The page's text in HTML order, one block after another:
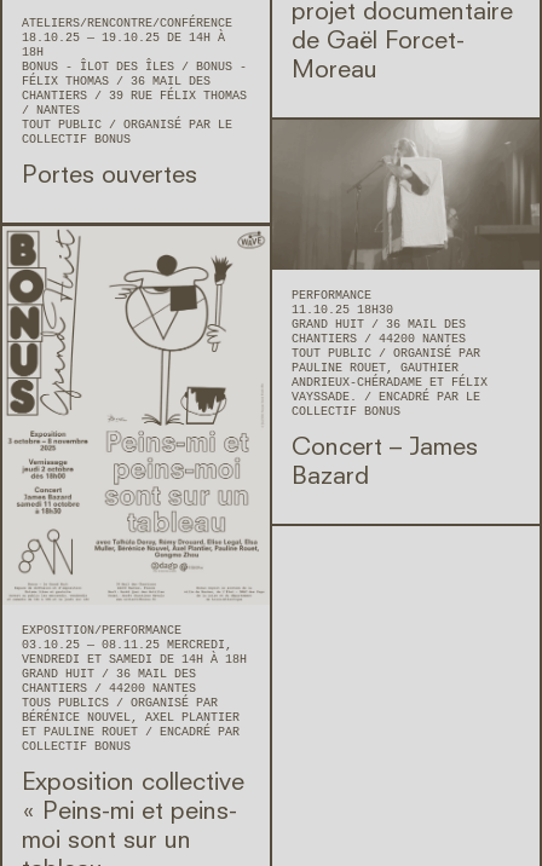
projet documentaire
de Gaël Forcet-
Moreau
ATELIERS RENCONTRE/CONFÉRENCE
18.10.25 — 19.10.25 DE 14H À
18H
BONUS - ÎLOT DES ÎLES / BONUS -
FÉLIX THOMAS
36 MAIL DES
CHANTIERS / 39 RUE FÉLIX THOMAS
NANTES
TOUT PUBLIC
ORGANISÉ PAR LE
COLLECTIF BONUS
Portes ouvertes
PERFORMANCE
11.10.25 18H30
GRAND HUIT
36 MAIL DES
CHANTIERS
44200 NANTES
TOUT PUBLIC
ORGANISÉ PAR
PAULINE ROUET, GAUTHIER
ANDRIEUX-CHÉRADAME ET FÉLIX
VAYSSADE.
ENCADRÉ PAR LE
COLLECTIF BONUS
Concert – James
Bazard
EXPOSITION
PERFORMANCE
03.10.25 — 08.11.25 MERCREDI,
VENDREDI ET SAMEDI DE 14H À 18H
GRAND HUIT
36 MAIL DES
CHANTIERS
44200 NANTES
TOUS PUBLICS
ORGANISÉ PAR
BÉRÉNICE NOUVEL, AXEL PLANTIER
ET PAULINE ROUET
ENCADRÉ PAR
COLLECTIF BONUS
Exposition collective
« Peins-mi et peins-
moi sont sur un